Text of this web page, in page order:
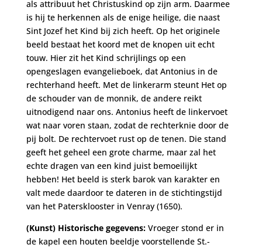
als attribuut het Christuskind op zijn arm. Daarmee
is hij te herkennen als de enige heilige, die naast
Sint Jozef het Kind bij zich heeft. Op het originele
beeld bestaat het koord met de knopen uit echt
touw. Hier zit het Kind schrijlings op een
opengeslagen evangelieboek, dat Antonius in de
rechterhand heeft. Met de linkerarm steunt Het op
de schouder van de monnik, de andere reikt
uitnodigend naar ons. Antonius heeft de linkervoet
wat naar voren staan, zodat de rechterknie door de
pij bolt. De rechtervoet rust op de tenen. Die stand
geeft het geheel een grote charme, maar zal het
echte dragen van een kind juist bemoeilijkt
hebben! Het beeld is sterk barok van karakter en
valt mede daardoor te dateren in de stichtingstijd
van het Patersklooster in Venray (1650).
(Kunst) Historische gegevens: Vroeger stond er in
de kapel een houten beeldje voorstellende St.-